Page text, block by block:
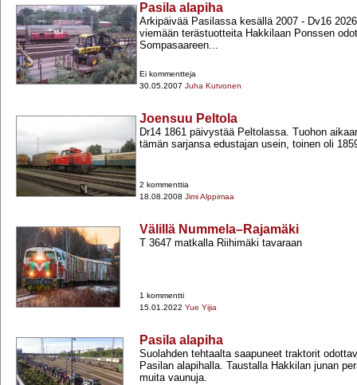
Pasila alapiha
Arkipäivää Pasilassa kesällä 2007 -​ Dv16
viemään terästuotteita Hakkilaan Ponssen
Sompasaareen...
Ei kommentteja
30.05.2007 Juha Kutvonen
Joensuu Peltola
Dr14 1861 päivystää Peltolassa. Tuohon
tämän sarjansa edustajan usein, toinen oli
2 kommenttia
18.08.2008 Jimi Alppimaa
Välillä Nummela–Rajamäki
T 3647 matkalla Riihimäki tavaraan
1 kommentti
15.01.2022 Yue Yijia
Pasila alapiha
Suolahden tehtaalta saapuneet traktorit
Pasilan alapihalla. Taustalla Hakkilan junan
muita vaunuja.